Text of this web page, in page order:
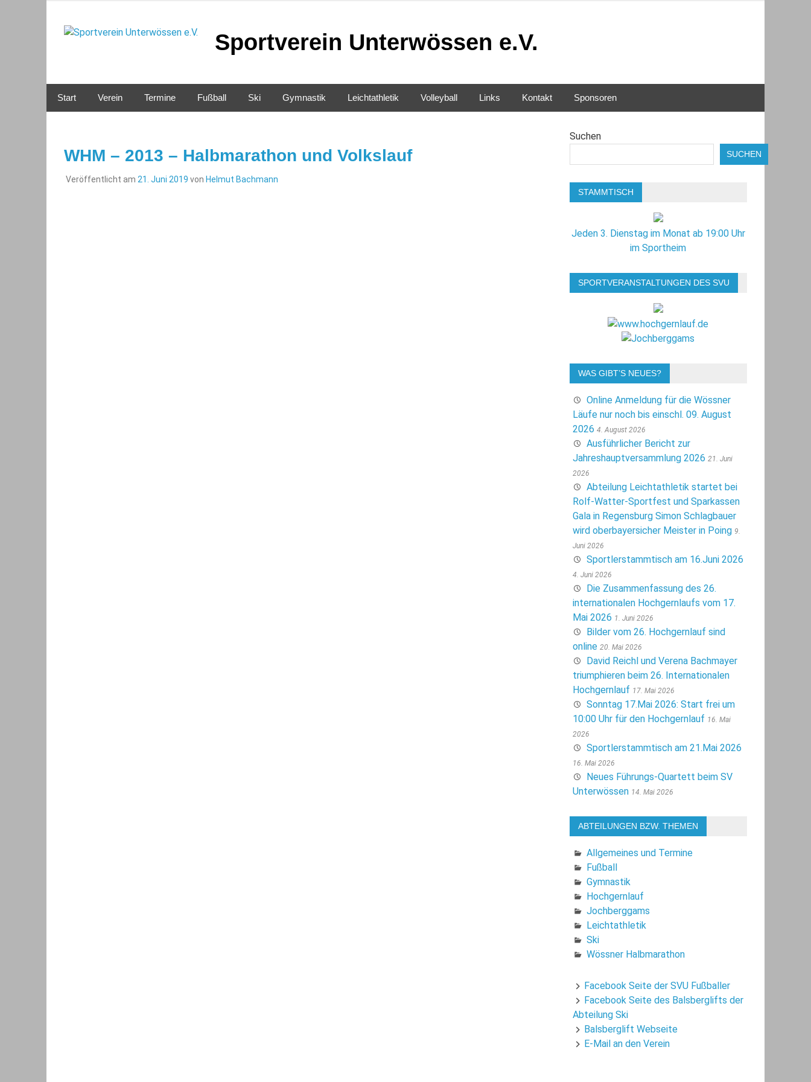
springen
Sportverein Unterwössen e.V.
Start Verein Termine Fußball Ski Gymnastik Leichtathletik Volleyball Links Kontakt Sponsoren
WHM – 2013 – Halbmarathon und Volkslauf
Veröffentlicht am 21. Juni 2019 von Helmut Bachmann
Suchen
SUCHEN
STAMMTISCH
Jeden 3. Dienstag im Monat ab 19:00 Uhr
im Sportheim
SPORTVERANSTALTUNGEN DES SVU
WAS GIBT’S NEUES?
Online Anmeldung für die Wössner
Läufe nur noch bis einschl. 09. August
2026 4. August 2026
Ausführlicher Bericht zur
Jahreshauptversammlung 2026 21. Juni
2026
Abteilung Leichtathletik startet bei
Rolf-Watter-Sportfest und Sparkassen
Gala in Regensburg Simon Schlagbauer
wird oberbayersicher Meister in Poing 9.
Juni 2026
Sportlerstammtisch am 16.Juni 2026
4. Juni 2026
Die Zusammenfassung des 26.
internationalen Hochgernlaufs vom 17.
Mai 2026 1. Juni 2026
Bilder vom 26. Hochgernlauf sind
online 20. Mai 2026
David Reichl und Verena Bachmayer
triumphieren beim 26. Internationalen
Hochgernlauf 17. Mai 2026
Sonntag 17.Mai 2026: Start frei um
10:00 Uhr für den Hochgernlauf 16. Mai
2026
Sportlerstammtisch am 21.Mai 2026
16. Mai 2026
Neues Führungs-Quartett beim SV
Unterwössen 14. Mai 2026
ABTEILUNGEN BZW. THEMEN
Allgemeines und Termine
Fußball
Gymnastik
Hochgernlauf
Jochberggams
Leichtathletik
Ski
Wössner Halbmarathon
Facebook Seite der SVU Fußballer
Facebook Seite des Balsberglifts der
Abteilung Ski
Balsberglift Webseite
E-Mail an den Verein